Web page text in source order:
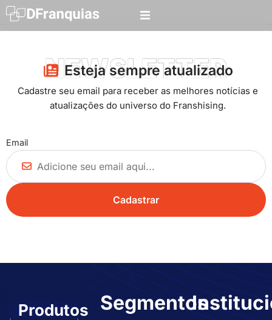
NEWSLETTER
Esteja sempre atualizado​
Cadastre seu email para receber as melhores notícias e
atualizações do universo do Franshising.
Email
Segmentos
Produtos